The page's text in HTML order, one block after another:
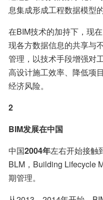
息集成形成工程数据模型的
在BIM技术的加持下，现
现各方数据信息的共享与
管理，以技术手段增强对
高设计施工效率、降低项
经济风险。
2
BIM发展在中国
中国2004年左右开始接触
BLM，Building Lifecycle
期管理。